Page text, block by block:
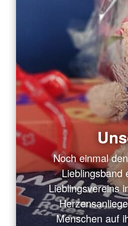
Noch einmal
Lieblingsband
Lieblingsvereins
Menschen auf